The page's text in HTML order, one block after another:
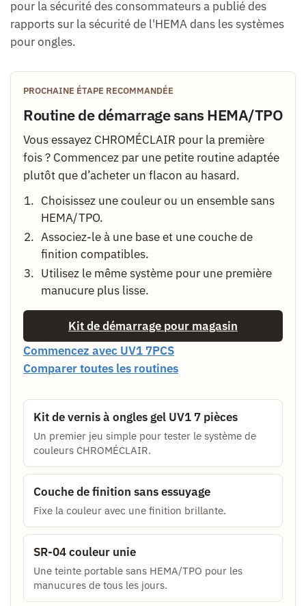
pour la sécurité des consommateurs a publié des
rapports sur la sécurité de l'HEMA dans les systèmes
pour ongles.
PROCHAINE ÉTAPE RECOMMANDÉE
Routine de démarrage sans HEMA/TPO
Vous essayez CHROMÉCLAIR pour la première
fois ? Commencez par une petite routine adaptée
plutôt que d’acheter un flacon au hasard.
Choisissez une couleur ou un ensemble sans
HEMA/TPO.
Associez-le à une base et une couche de
finition compatibles.
Utilisez le même système pour une première
manucure plus lisse.
Kit de démarrage pour magasin
Commencez avec UV1 7PCS
Comparer toutes les routines
Kit de vernis à ongles gel UV1 7 pièces
Un premier jeu simple pour tester le système de
couleurs CHROMÉCLAIR.
Couche de finition sans essuyage
Fixe la couleur avec une finition brillante.
SR-04 couleur unie
Une teinte portable sans HEMA/TPO pour les
manucures de tous les jours.